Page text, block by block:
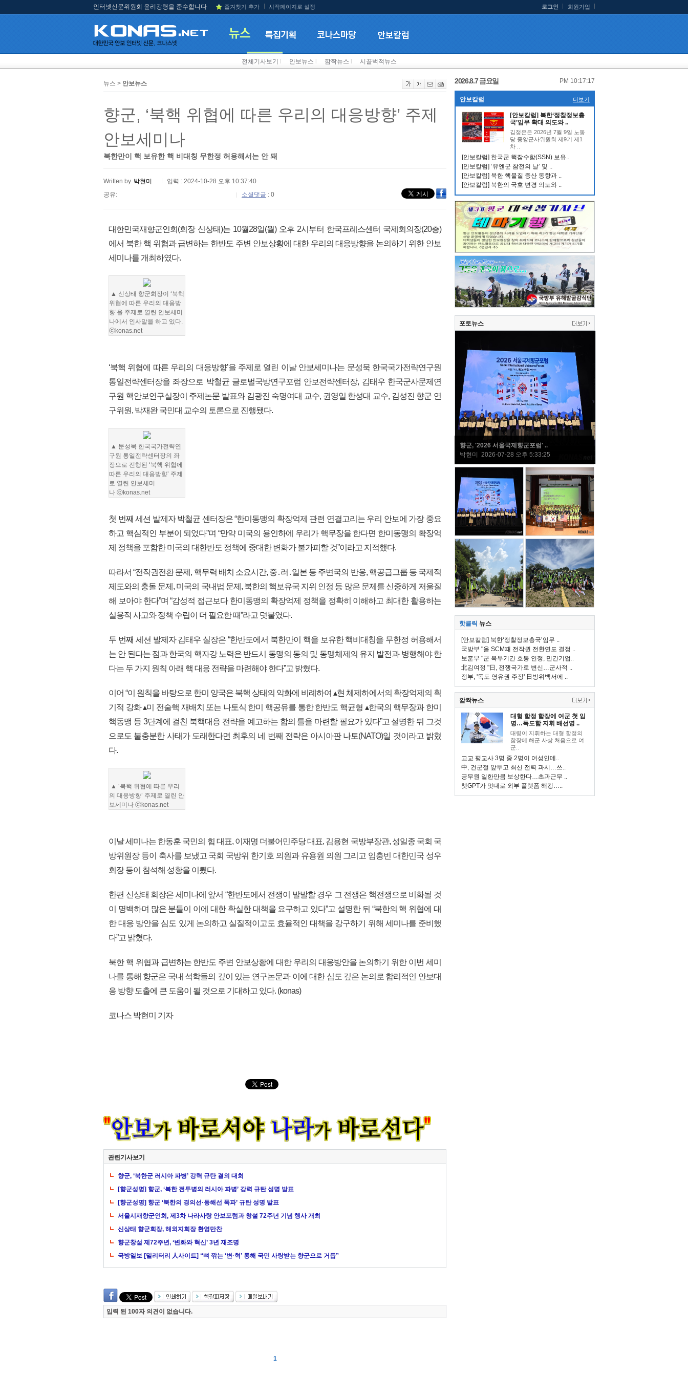
인터넷신문위원회 윤리강령을 준수합니다 즐겨찾기 추가 시작페이지로 설정 로그인 회원가입
전체기사보기 안보뉴스 깜짝뉴스 시끌벅적뉴스
뉴스 > 안보뉴스
향군, ‘북핵 위협에 따른 우리의 대응방향’ 주제
안보세미나
북한만이 핵 보유한 핵 비대칭 무한정 허용해서는 안 돼
Written by. 박현미
입력 : 2024-10-28 오후 10:37:40
공유:
소셜댓글 : 0
대한민국재향군인회(회장 신상태)는 10월28일(월) 오후 2시부터 한국프레스센터 국제회의장(20층)
에서 북한 핵 위협과 급변하는 한반도 주변 안보상황에 대한 우리의 대응방향을 논의하기 위한 안보
세미나를 개최하였다.
▲ 신상태 향군회장이 ‘북핵
위협에 따른 우리의 대응방
향’을 주제로 열린 안보세미
나에서 인사말을 하고 있다.
ⓒkonas.net
‘북핵 위협에 따른 우리의 대응방향’을 주제로 열린 이날 안보세미나는 문성묵 한국국가전략연구원
통일전략센터장을 좌장으로 박철균 글로벌국방연구포럼 안보전략센터장, 김태우 한국군사문제연
구원 핵안보연구실장이 주제논문 발표와 김광진 숙명여대 교수, 권영일 한성대 교수, 김성진 향군 연
구위원, 박재완 국민대 교수의 토론으로 진행됐다.
▲ 문성묵 한국국가전략연
구원 통일전략센터장의 좌
장으로 진행된 ‘북핵 위협에
따른 우리의 대응방향’ 주제
로 열린 안보세미
나 ⓒkonas.net
첫 번째 세션 발제자 박철균 센터장은 “한미동맹의 확장억제 관련 연결고리는 우리 안보에 가장 중요
하고 핵심적인 부분이 되었다”며 “만약 미국의 용인하에 우리가 핵무장을 한다면 한미동맹의 확장억
제 정책을 포함한 미국의 대한반도 정책에 중대한 변화가 불가피할 것”이라고 지적했다.
따라서 “전작권전환 문제, 핵무력 배치 소요시간, 중․러․일본 등 주변국의 반응, 핵공급그룹 등 국제적
제도와의 충돌 문제, 미국의 국내법 문제, 북한의 핵보유국 지위 인정 등 많은 문제를 신중하게 저울질
해 보아야 한다”며 “감성적 접근보다 한미동맹의 확장억제 정책을 정확히 이해하고 최대한 활용하는
실용적 사고와 정책 수립이 더 필요한 때”라고 덧붙였다.
두 번째 세션 발제자 김태우 실장은 “한반도에서 북한만이 핵을 보유한 핵비대칭을 무한정 허용해서
는 안 된다는 점과 한국의 핵자강 노력은 반드시 동맹의 동의 및 동맹체제의 유지 발전과 병행해야 한
다는 두 가지 원칙 아래 핵 대응 전략을 마련해야 한다”고 밝혔다.
이어 “이 원칙을 바탕으로 한미 양국은 북핵 상태의 악화에 비례하여 ▴현 체제하에서의 확장억제의 획
기적 강화 ▴미 전술핵 재배치 또는 나토식 한미 핵공유를 통한 한반도 핵균형 ▴한국의 핵무장과 한미
핵동맹 등 3단계에 걸친 북핵대응 전략을 예고하는 합의 틀을 마련할 필요가 있다”고 설명한 뒤 그것
으로도 불충분한 사태가 도래한다면 최후의 네 번째 전략은 아시아판 나토(NATO)일 것이라고 밝혔
다.
▲ ‘북핵 위협에 따른 우리
의 대응방향’ 주제로 열린 안
보세미나 ⓒkonas.net
이날 세미나는 한동훈 국민의 힘 대표, 이재명 더불어민주당 대표, 김용현 국방부장관, 성일종 국회 국
방위원장 등이 축사를 보냈고 국회 국방위 한기호 의원과 유용원 의원 그리고 임충빈 대한민국 성우
회장 등이 참석해 성황을 이뤘다.
한편 신상태 회장은 세미나에 앞서 “한반도에서 전쟁이 발발할 경우 그 전쟁은 핵전쟁으로 비화될 것
이 명백하며 많은 분들이 이에 대한 확실한 대책을 요구하고 있다”고 설명한 뒤 “북한의 핵 위협에 대
한 대응 방안을 심도 있게 논의하고 실질적이고도 효율적인 대책을 강구하기 위해 세미나를 준비했
다”고 밝혔다.
북한 핵 위협과 급변하는 한반도 주변 안보상황에 대한 우리의 대응방안을 논의하기 위한 이번 세미
나를 통해 향군은 국내 석학들의 깊이 있는 연구논문과 이에 대한 심도 깊은 논의로 합리적인 안보대
응 방향 도출에 큰 도움이 될 것으로 기대하고 있다. (konas)
코나스 박현미 기자
관련기사보기
향군, ‘북한군 러시아 파병’ 강력 규탄 결의 대회
[향군성명] 향군, ‘북한 전투병의 러시아 파병’ 강력 규탄 성명 발표
[향군성명] 향군 ‘북한의 경의선·동해선 폭파’ 규탄 성명 발표
서울시재향군인회, 제3차 나라사랑 안보포럼과 창설 72주년 기념 행사 개최
신상태 향군회장, 해외지회장 환영만찬
향군창설 제72주년, ‘변화와 혁신’ 3년 재조명
국방일보 [밀리터리 人사이트] “뼈 깎는 ‘변·혁’ 통해 국민 사랑받는 향군으로 거듭”
입력 된 100자 의견이 없습니다.
1
2026.8.7 금요일 PM 10:17:17
안보칼럼 더보기
[안보칼럼] 북한‘정찰정보총
국’임무 확대 의도와 ..
김정은은 2026년 7월 9일 노동
당 중앙군사위원회 제9기 제1
차 ..
[안보칼럼] 한국군 핵잠수함(SSN) 보유..
[안보칼럼] ‘유엔군 참전의 날’ 및 ..
[안보칼럼] 북한 핵물질 증산 동향과 ..
[안보칼럼] 북한의 국호 변경 의도와 ..
포토뉴스
향군, '2026 서울국제향군포럼' ..
박현미 2026-07-28 오후 5:33:25
핫클릭 뉴스
[안보칼럼] 북한‘정찰정보총국’임무 ..
국방부 "올 SCM때 전작권 전환연도 결정 ..
보훈부 "군 복무기간 호봉 인정, 민간기업..
北김여정 "日, 전쟁국가로 변신…군사적 ..
정부, '독도 영유권 주장' 日방위백서에 ..
깜짝뉴스
대형 함정 함장에 여군 첫 임
명…독도함 지휘 배선영 ..
대령이 지휘하는 대형 함정의
함장에 해군 사상 처음으로 여
군..
고교 평교사 3명 중 2명이 여성인데..
中, 건군절 앞두고 최신 전력 과시…쓰..
공무원 일한만큼 보상한다…초과근무 ..
챗GPT가 멋대로 외부 플랫폼 해킹…..